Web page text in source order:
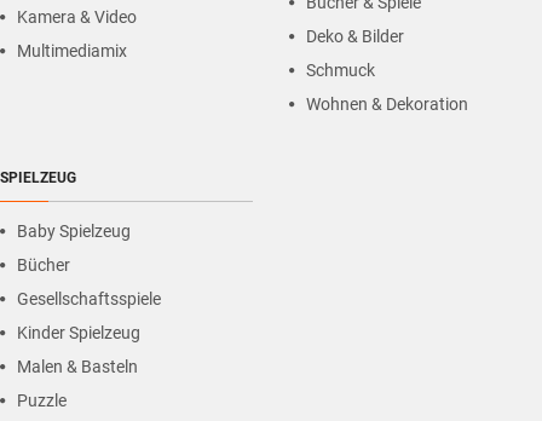
Kamera & Video
Multimediamix
Deko & Bilder
Schmuck
Wohnen & Dekoration
SPIELZEUG
Baby Spielzeug
Bücher
Gesellschaftsspiele
Kinder Spielzeug
Malen & Basteln
Puzzle